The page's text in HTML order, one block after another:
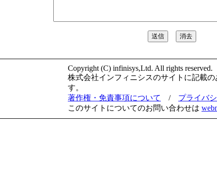
Copyright (C) infinisys,Ltd. All rights reserved.
株式会社インフィニシスのサイトに記載
す。
著作権・免責事項について
/ プライバ
このサイトについてのお問い合わせは